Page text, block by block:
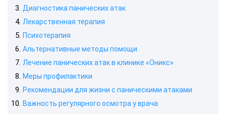
Диагностика панических атак
Лекарственная терапия
Психотерапия
Альтернативные методы помощи
Лечение панических атак в клинике «Оникс»
Меры профилактики
Рекомендации для жизни с паническими атаками
Важность регулярного осмотра у врача